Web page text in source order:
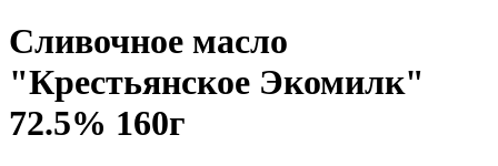
Сливочное масло
"Крестьянское Экомилк"
72.5% 160г